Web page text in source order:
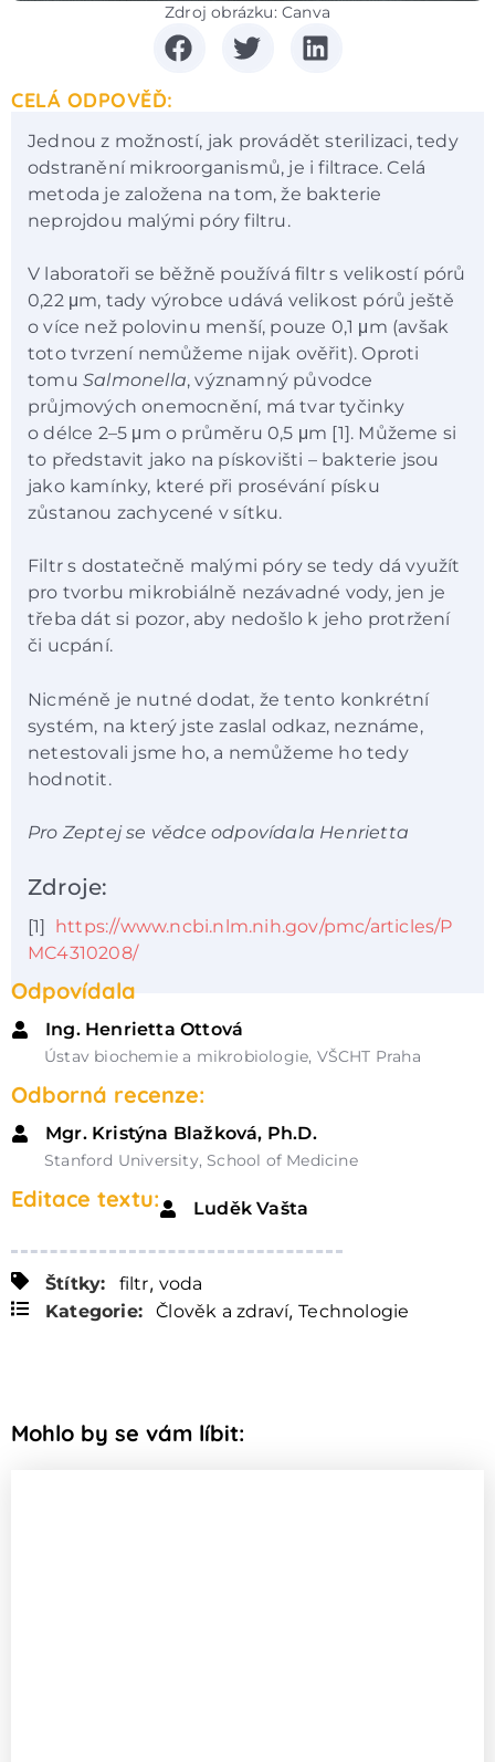
Zdroj obrázku: Canva
CELÁ ODPOVĚĎ:
Jednou z možností, jak provádět sterilizaci, tedy
odstranění mikroorganismů, je i filtrace. Celá
metoda je založena na tom, že bakterie
neprojdou malými póry filtru.
V laboratoři se běžně používá filtr s velikostí pórů
0,22 μm, tady výrobce udává velikost pórů ještě
o více než polovinu menší, pouze 0,1 μm (avšak
toto tvrzení nemůžeme nijak ověřit). Oproti
tomu Salmonella, významný původce
průjmových onemocnění, má tvar tyčinky
o délce 2–5 μm o průměru 0,5 μm [1]. Můžeme si
to představit jako na pískovišti – bakterie jsou
jako kamínky, které při prosévání písku
zůstanou zachycené v sítku.
Filtr s dostatečně malými póry se tedy dá využít
pro tvorbu mikrobiálně nezávadné vody, jen je
třeba dát si pozor, aby nedošlo k jeho protržení
či ucpání.
Nicméně je nutné dodat, že tento konkrétní
systém, na který jste zaslal odkaz, neznáme,
netestovali jsme ho, a nemůžeme ho tedy
hodnotit.
Pro Zeptej se vědce odpovídala Henrietta
Zdroje:
[1] https://www.ncbi.nlm.nih.gov/pmc/articles/P
MC4310208/
Odpovídala
Ing. Henrietta Ottová
Ústav biochemie a mikrobiologie, VŠCHT Praha
Odborná recenze:
Mgr. Kristýna Blažková, Ph.D.
Stanford University, School of Medicine
Editace textu: Luděk Vašta
Štítky: filtr, voda
Kategorie:
Člověk a zdraví, Technologie
Mohlo by se vám líbit: